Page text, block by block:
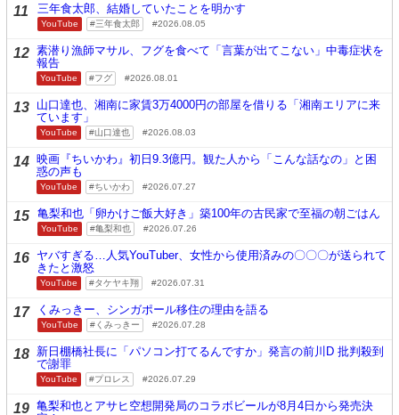
11 三年食太郎、結婚していたことを明かす
YouTube 三年食太郎 2026.08.05
12 素潜り漁師マサル、フグを食べて「言葉が出てこない」中毒症状を
報告
YouTube フグ 2026.08.01
13 山口達也、湘南に家賃3万4000円の部屋を借りる「湘南エリアに来
ています」
YouTube 山口達也 2026.08.03
14 映画『ちいかわ』初日9.3億円。観た人から「こんな話なの」と困
惑の声も
YouTube ちいかわ 2026.07.27
15 亀梨和也「卵かけご飯大好き」築100年の古民家で至福の朝ごはん
YouTube 亀梨和也 2026.07.26
16 ヤバすぎる…人気YouTuber、女性から使用済みの〇〇〇が送られて
きたと激怒
YouTube タケヤキ翔 2026.07.31
17 くみっきー、シンガポール移住の理由を語る
YouTube くみっきー 2026.07.28
18 新日棚橋社長に「パソコン打てるんですか」発言の前川D 批判殺到
で謝罪
YouTube プロレス 2026.07.29
19 亀梨和也とアサヒ空想開発局のコラボビールが8月4日から発売決